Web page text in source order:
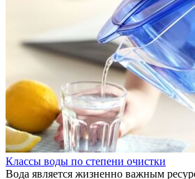
Классы воды по степени очистки
Вода является жизненно важным